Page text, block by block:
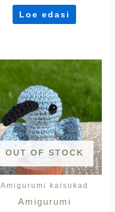
Loe edasi
OUT OF STOCK
Amigurumi kaisukad
Amigurumi